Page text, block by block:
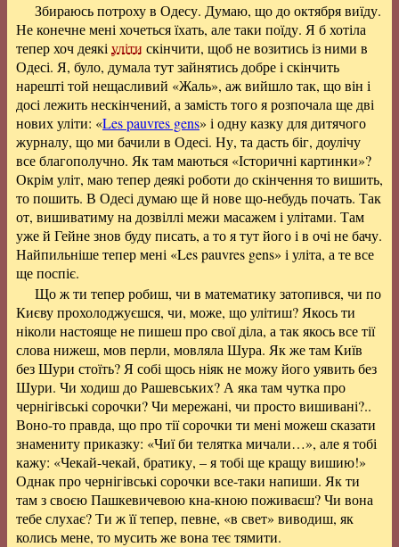
Збираюсь потроху в Одесу. Думаю, що до октября виїду.
Не конечне мені хочеться їхать, але таки поїду. Я б хотіла
тепер хоч деякі уліти скінчити, щоб не возитись із ними в
Одесі. Я, було, думала тут зайнятись добре і скінчить
нарешті той нещасливий «Жаль», аж вийшло так, що він і
досі лежить нескінчений, а замість того я розпочала ще дві
нових уліти: «Les pauvres gens» і одну казку для дитячого
журналу, що ми бачили в Одесі. Ну, та дасть біг, доулічу
все благополучно. Як там маються «Історичні картинки»?
Окрім уліт, маю тепер деякі роботи до скінчення то вишить,
то пошить. В Одесі думаю ще й нове що-небудь почать. Так
от, вишиватиму на дозвіллі межи масажем і улітами. Там
уже й Гейне знов буду писать, а то я тут його і в очі не бачу.
Найпильніше тепер мені «Les pauvres gens» і уліта, а те все
ще поспіє.
Що ж ти тепер робиш, чи в математику затопився, чи по
Києву прохолоджуєшся, чи, може, що улітиш? Якось ти
ніколи настояще не пишеш про свої діла, а так якось все тії
слова нижеш, мов перли, мовляла Шура. Як же там Київ
без Шури стоїть? Я собі щось ніяк не можу його уявить без
Шури. Чи ходиш до Рашевських? А яка там чутка про
чернігівські сорочки? Чи мережані, чи просто вишивані?..
Воно-то правда, що про тії сорочки ти мені можеш сказати
знамениту приказку: «Чиї би телятка мичали…», але я тобі
кажу: «Чекай-чекай, братику, – я тобі ще кращу вишию!»
Однак про чернігівські сорочки все-таки напиши. Як ти
там з своєю Пашкевичевою кна-кною поживаєш? Чи вона
тебе слухає? Ти ж її тепер, певне, «в свет» виводиш, як
колись мене, то мусить же вона теє тямити.